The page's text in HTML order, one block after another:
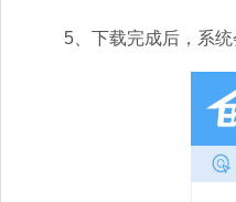
5、下载完成后，系统